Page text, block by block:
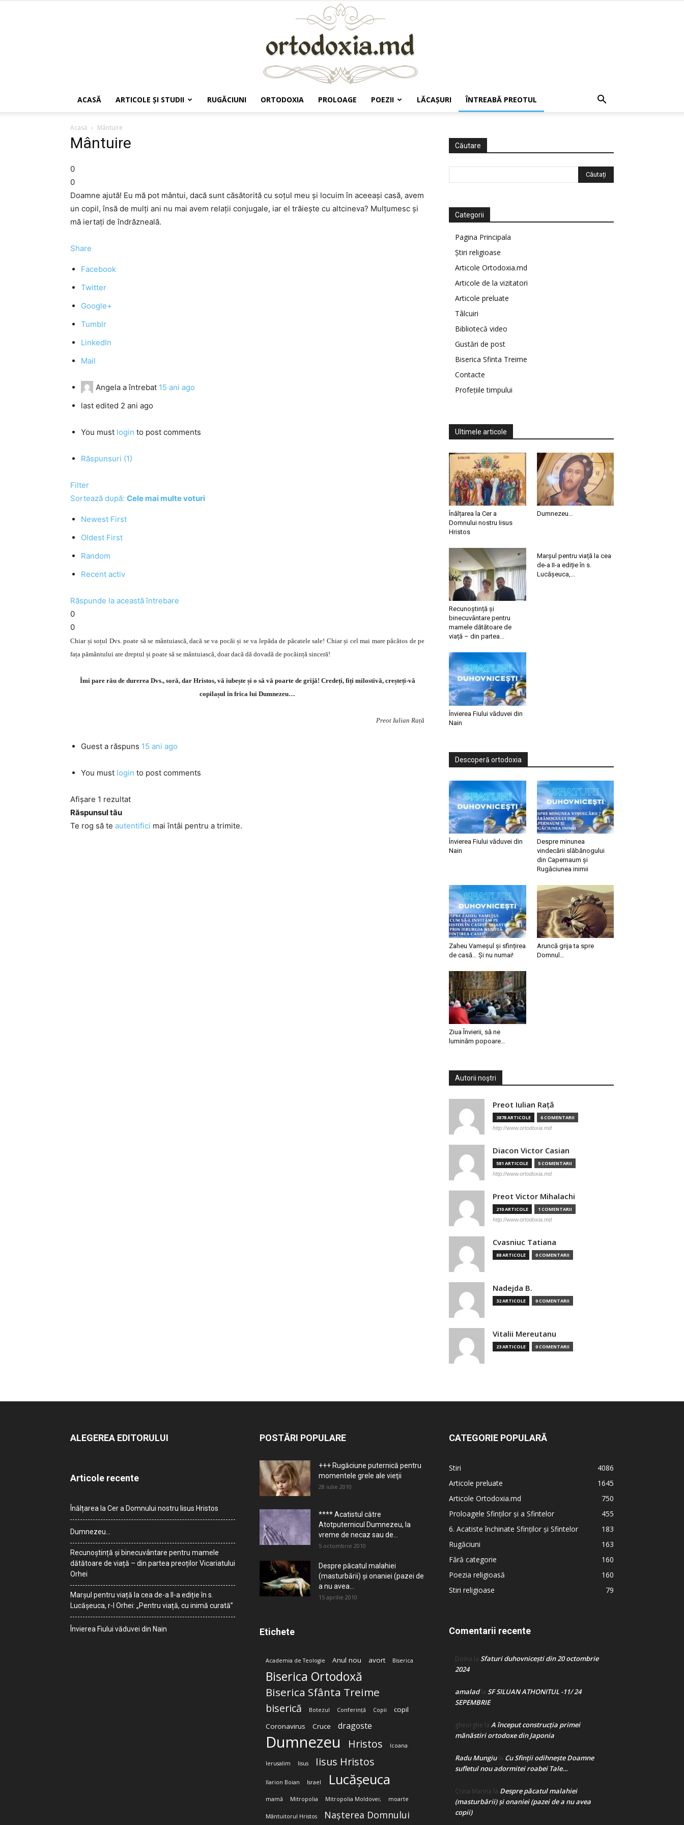
ACASĂ ARTICOLE ŞI STUDII RUGĂCIUNI ORTODOXIA PROLOAGE POEZII LĂCAŞURI ÎNTREABĂ PREOTUL
Acasă Mântuire
Mântuire
0
0
Doamne ajută! Eu mă pot mântui, dacă sunt căsătorită cu soţul meu şi locuim în aceeaşi casă, avem
un copil, însă de mulţi ani nu mai avem relaţii conjugale, iar el trăieşte cu altcineva? Mulţumesc şi
mă iertaţi de îndrăzneală.
Share
Facebook
Twitter
Google+
Tumblr
LinkedIn
Mail
Angela a întrebat 15 ani ago
last edited 2 ani ago
You must login to post comments
Răspunsuri (1)
Filter
Sortează după: Cele mai multe voturi
Newest First
Oldest First
Random
Recent activ
Răspunde la această întrebare
0
0
Chiar și soțul Dvs. poate să se mântuiască, dacă se va pocăi și se va lepăda de păcatele sale! Chiar și cel mai mare păcătos de pe
fața pământului are dreptul și poate să se mântuiască, doar dacă dă dovadă de pocăință sinceră!
Îmi pare rău de durerea Dvs., soră, dar Hristos, vă iubește și o să vă poarte de grijă! Credeți, fiți milostivă, creșteți-vă
copilașul în frica lui Dumnezeu…
Preot Iulian Rață
Guest a răspuns 15 ani ago
You must login to post comments
Afișare 1 rezultat
Răspunsul tău
Te rog să te autentifici mai întâi pentru a trimite.
Căutare
Categorii
Pagina Principala
Știri religioase
Articole Ortodoxia.md
Articole de la vizitatori
Articole preluate
Tâlcuiri
Bibliotecă video
Gustări de post
Biserica Sfinta Treime
Contacte
Profețiile timpului
Ultimele articole
Înălțarea la Cer a
Domnului nostru Iisus
Hristos
Dumnezeu…
Recunoștință și
binecuvântare pentru
mamele dătătoare de
viață – din partea...
Marșul pentru viață la cea
de-a II-a ediție în s.
Lucășeuca,...
Învierea Fiului văduvei din
Nain
Descoperă ortodoxia
Învierea Fiului văduvei din
Nain
Despre minunea
vindecării slăbănogului
din Capernaum și
Rugăciunea inimii
Zaheu Vameșul și sfințirea
de casă… Și nu numai!
Aruncă grija ta spre
Domnul…
Ziua Învierii, să ne
luminăm popoare…
Autorii noștri
Preot Iulian Raţă
3878 ARTICOLE 6 COMENTARII
http://www.ortodoxia.md
Diacon Victor Casian
581 ARTICOLE 5 COMENTARII
http://www.ortodoxia.md
Preot Victor Mihalachi
210 ARTICOLE 1 COMENTARII
http://www.ortodoxia.md
Cvasniuc Tatiana
88 ARTICOLE 0 COMENTARII
Nadejda B.
32 ARTICOLE 0 COMENTARII
Vitalii Mereutanu
23 ARTICOLE 0 COMENTARII
ALEGEREA EDITORULUI
Articole recente
Înălțarea la Cer a Domnului nostru Iisus Hristos
Dumnezeu…
Recunoștință și binecuvântare pentru mamele
dătătoare de viață – din partea preoților Vicariatului
Orhei
Marșul pentru viață la cea de-a II-a ediție în s.
Lucășeuca, r-l Orhei: „Pentru viață, cu inimă curată”
Învierea Fiului văduvei din Nain
POSTĂRI POPULARE
+++ Rugăciune puternică pentru
momentele grele ale vieţii
28 iulie 2010
**** Acatistul către
Atotputernicul Dumnezeu, la
vreme de necaz sau de...
5 octombrie 2010
Despre păcatul malahiei
(masturbării) şi onaniei (pazei de
a nu avea...
15 aprilie 2010
Etichete
Academia de Teologie Anul nou avort Biserica
Biserica Ortodoxă
Biserica Sfânta Treime
biserică Botezul Conferință Copii
copil
Coronavirus
Cruce dragoste
Dumnezeu Hristos Icoana
Ierusalim Iisus Iisus Hristos
Ilarion Boian Israel Lucășeuca
mamă Mitropolia Mitropolia Moldovei; moarte
Mântuitorul Hristos Nașterea Domnului
CATEGORIE POPULARĂ
Stiri
4086
Articole preluate
1645
Articole Ortodoxia.md
750
Proloagele Sfinților și a Sfintelor
455
6. Acatiste închinate Sfinților și Sfintelor
183
Rugăciuni
163
Fără categorie
160
Poezia religioasă
160
Stiri religioase
79
Comentarii recente
Doina la Sfaturi duhovnicești din 20 octombrie
2024
amaladla SF SILUAN ATHONITUL -11/ 24
SEPEMBRIE
gheorghe la A început construcţia primei
mănăstiri ortodoxe din Japonia
Radu Mungiula Cu Sfinții odihnește Doamne
sufletul nou adormitei roabei Tale…
Crina Marina la Despre păcatul malahiei
(masturbării) şi onaniei (pazei de a nu avea
copii)